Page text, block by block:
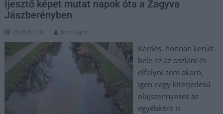
Ijesztő képet mutat napok óta a Zagyva
Jászberényben
2026.03.18. Kiss Lajos
Kérdés, honnan került
bele ez az oszlani és
elfolyni sem akaró,
igen nagy kiterjedésű
olajszennyezés az
egyébként is